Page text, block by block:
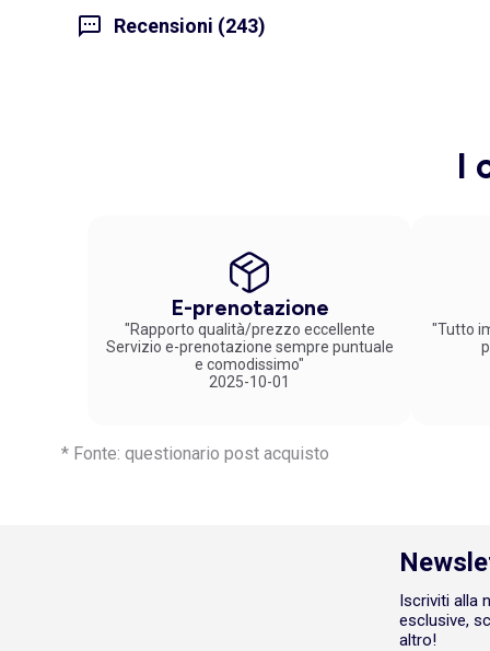
Recensioni (243)
I
E-prenotazione
"Rapporto qualità/prezzo eccellente
Servizio e-prenotazione sempre puntuale
e comodissimo"
2025-10-01
"Tutto
* Fonte: questionario post acquisto
Iscriviti alla
esclusive,
altro!